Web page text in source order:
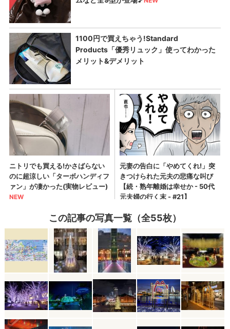
この記事の写真一覧（全55枚）